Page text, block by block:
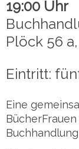
19:00 Uhr
Plöck 56
Eintritt:
Eine